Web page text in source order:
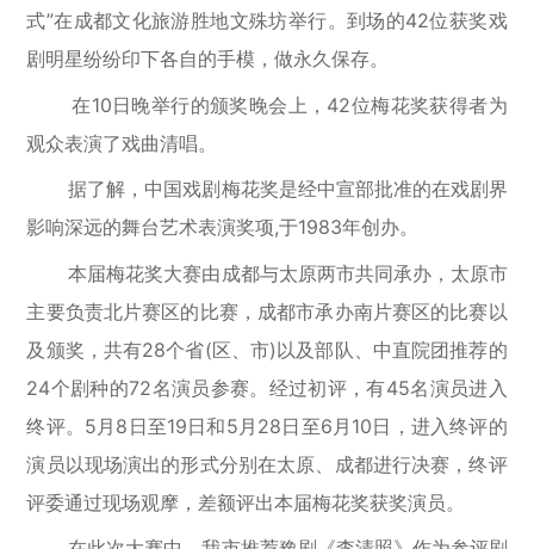
式”在成都文化旅游胜地文殊坊举行。到场的42位获奖戏
剧明星纷纷印下各自的手模，做永久保存。
在10日晚举行的颁奖晚会上，42位梅花奖获得者为
观众表演了戏曲清唱。
据了解，中国戏剧梅花奖是经中宣部批准的在戏剧界
影响深远的舞台艺术表演奖项,于1983年创办。
本届梅花奖大赛由成都与太原两市共同承办，太原市
主要负责北片赛区的比赛，成都市承办南片赛区的比赛以
及颁奖，共有28个省(区、市)以及部队、中直院团推荐的
24个剧种的72名演员参赛。经过初评，有45名演员进入
终评。5月8日至19日和5月28日至6月10日，进入终评的
演员以现场演出的形式分别在太原、成都进行决赛，终评
评委通过现场观摩，差额评出本届梅花奖获奖演员。